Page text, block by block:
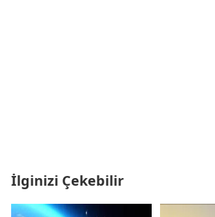
İlginizi Çekebilir